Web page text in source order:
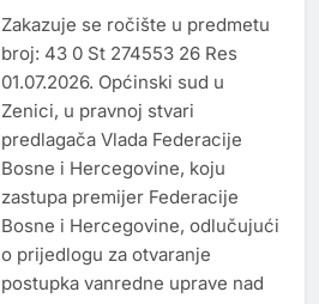
Zakazuje se ročište u predmetu
broj: 43 0 St 274553 26 Res
01.07.2026. Općinski sud u
Zenici, u pravnoj stvari
predlagača Vlada Federacije
Bosne i Hercegovine, koju
zastupa premijer Federacije
Bosne i Hercegovine, odlučujući
o prijedlogu za otvaranje
postupka vanredne uprave nad